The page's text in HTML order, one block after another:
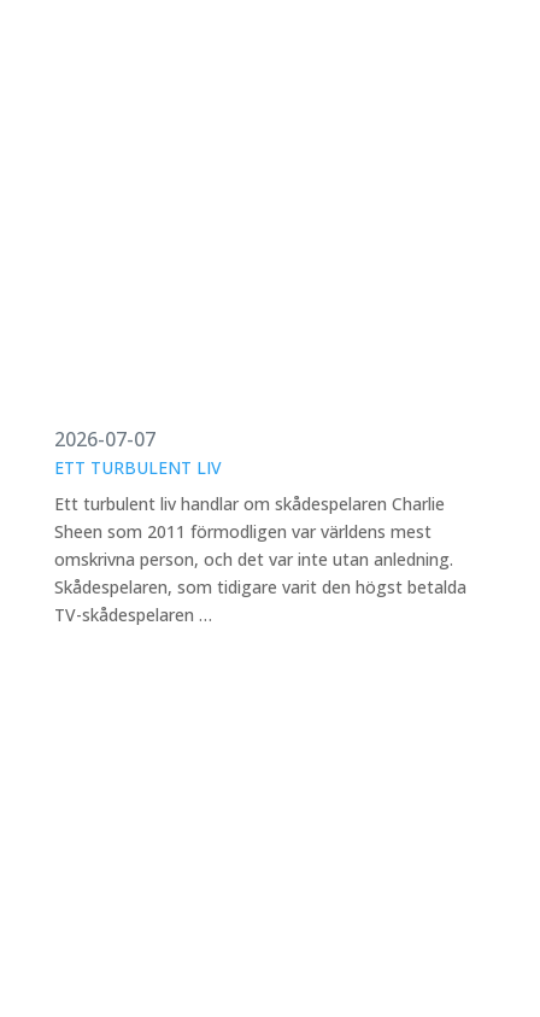
2026-07-07
ETT TURBULENT LIV
Ett turbulent liv handlar om skådespelaren Charlie
Sheen som 2011 förmodligen var världens mest
omskrivna person, och det var inte utan anledning.
Skådespelaren, som tidigare varit den högst betalda
TV-skådespelaren …